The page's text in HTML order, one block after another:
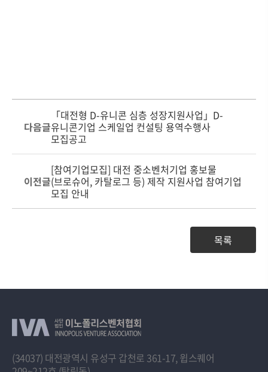
다음글
「대전형 D-유니콘 심층 성장지원사업」D-
유니콘기업 스케일업 컨설팅 용역수행사
모집공고
이전글
[참여기업모집] 대전 중소벤처기업 홍보물
(브로슈어, 카탈로그 등) 제작 지원사업 참여기업
모집 안내
목록
(34037) 대전광역시 유성구 갑천로 361-17, 윕스퀘어